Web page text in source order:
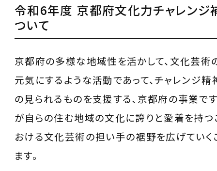
令和6年度 京都府文化力チャレンジ
ついて
京都府の多様な地域性を活かして、文化芸術
元気にするような活動であって、チャレンジ
の見られるものを支援する、京都府の事業で
が自らの住む地域の文化に誇りと愛着を持つ
おける文化芸術の担い手の裾野を広げていく
ます。